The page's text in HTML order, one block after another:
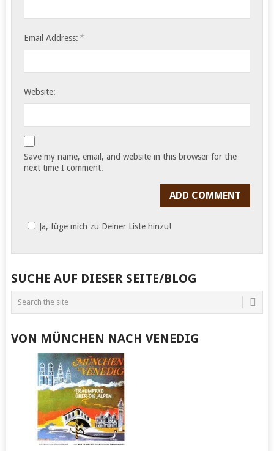
Email Address: *
Website:
Save my name, email, and website in this browser for the
next time I comment.
Ja, füge mich zu Deiner Liste hinzu!
SUCHE AUF DIESER SEITE/BLOG
VON MÜNCHEN NACH VENEDIG